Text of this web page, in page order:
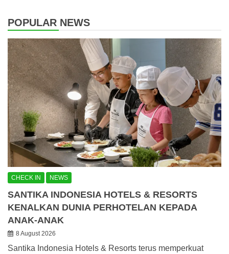
POPULAR NEWS
CHECK IN NEWS
SANTIKA INDONESIA HOTELS & RESORTS
KENALKAN DUNIA PERHOTELAN KEPADA
ANAK-ANAK
8 August 2026
Santika Indonesia Hotels & Resorts terus memperkuat